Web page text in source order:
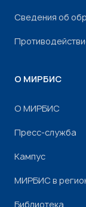
Сведения об
О МИРБИС
О МИРБИС
Пресс-служба
Кампус
МИРБИС в
Библиотека